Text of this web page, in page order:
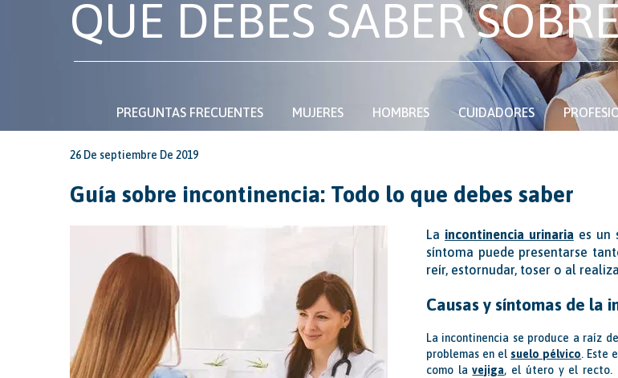
QUE DEBES SABER
PREGUNTAS FRECUENTES MUJERES HOMBRES CUIDADORES
26 De septiembre De 2019
Guía sobre incontinencia: Todo lo que debes saber
La incontinencia urinaria es un
síntoma puede presentarse
reír, estornudar, toser o al
Causas y síntomas de la
La incontinencia se produce a raíz
problemas en el suelo pélvico. Este
como lavejiga, el útero y el recto.